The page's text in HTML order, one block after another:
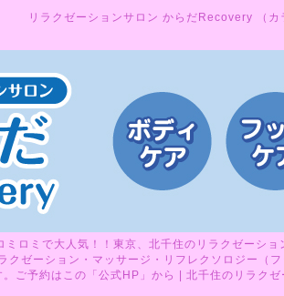
リラクゼーションサロン からだRecovery （カ
ロミで大人気！！東京、北千住のリラクゼーシ
ゼーション・マッサージ・リフレクソロジー（
ご予約はこの「公式HP」から | 北千住のリラク